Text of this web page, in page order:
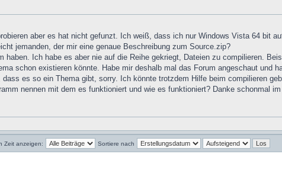
aber es hat nicht gefunzt. Ich weiß, dass ich nur Windows Vista 64 bit
jemanden, der mir eine genaue Beschreibung zum Source.zip?
haben. Ich habe es aber nie auf die Reihe gekriegt, Dateien zu compilieren.
schon existieren könnte. Habe mir deshalb mal das Forum angeschaut und
es so ein Thema gibt, sorry. Ich könnte trotzdem Hilfe beim compilieren
nennen mit dem es funktioniert und wie es funktioniert? Danke schonmal im
Zeit anzeigen: Sortiere nach